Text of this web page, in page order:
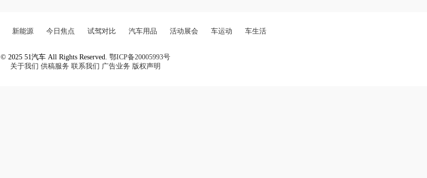
新能源 今日焦点 试驾对比 汽车用品 活动展会 车运动 车生活
© 2025 51汽车 All Rights Reserved. 鄂ICP备20005993号
关于我们 供稿服务 联系我们 广告业务 版权声明